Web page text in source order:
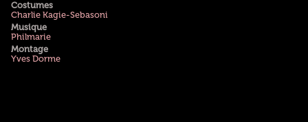
Costumes
Charlie Kagie-Sebasoni
Musique
Philmarie
Montage
Yves Dorme